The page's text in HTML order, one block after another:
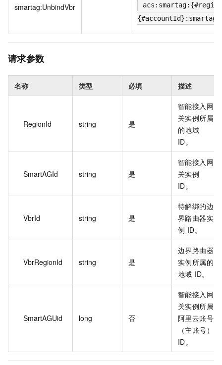
smartag:UnbindVbr
{#accountId}:smartag/
请求参数
名称 类型 必填 描述
RegionId string 是
智能接入网
关实例所属
的地域
ID。
SmartAGId string 是
智能接入网
关实例
ID。
VbrId string 是
待解绑的边
界路由器实
例 ID。
VbrRegionId string 是
边界路由器
实例所属的
地域 ID。
SmartAGUid long 否
智能接入网
关实例所属
阿里云账号
（主账号）
ID。